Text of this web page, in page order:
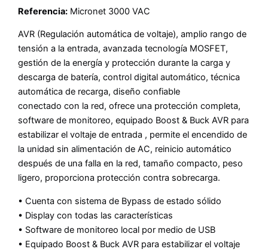
Referencia: Micronet 3000 VAC
AVR (Regulación automática de voltaje), amplio rango de
tensión a la entrada, avanzada tecnología MOSFET,
gestión de la energía y protección durante la carga y
descarga de batería, control digital automático, técnica
automática de recarga, diseño confiable
conectado con la red, ofrece una protección completa,
software de monitoreo, equipado Boost & Buck AVR para
estabilizar el voltaje de entrada , permite el encendido de
la unidad sin alimentación de AC, reinicio automático
después de una falla en la red, tamaño compacto, peso
ligero, proporciona protección contra sobrecarga.
• Cuenta con sistema de Bypass de estado sólido
• Display con todas las características
• Software de monitoreo local por medio de USB
• Equipado Boost & Buck AVR para estabilizar el voltaje